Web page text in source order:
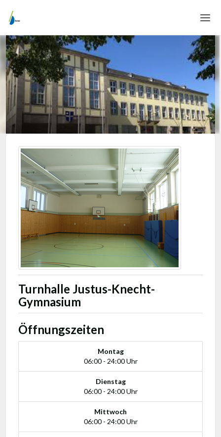
Home
Login
Sprache
Hilfe & Info
Turnhalle Justus-Knecht-
Gymnasium
Öffnungszeiten
Montag
06:00 - 24:00 Uhr
Dienstag
06:00 - 24:00 Uhr
Mittwoch
06:00 - 24:00 Uhr